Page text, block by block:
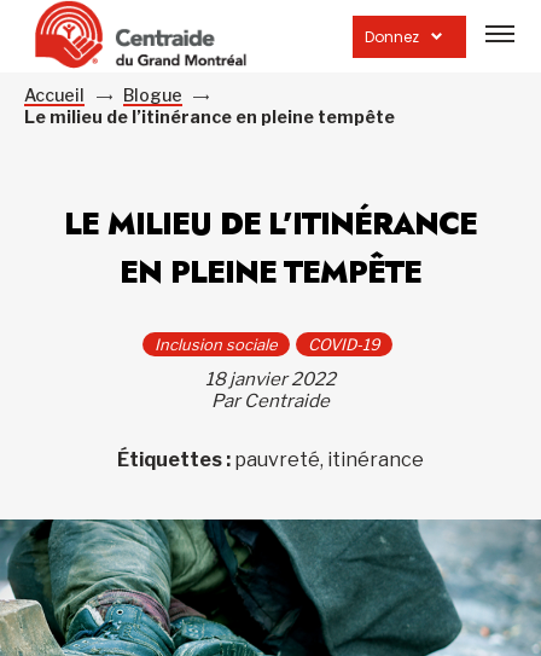
Donnez
la
Accueil
Blogue
Le milieu de l’itinérance en pleine tempête
LE MILIEU DE L’ITINÉRANCE
EN PLEINE TEMPÊTE
Inclusion sociale COVID-19
18 janvier 2022
Par Centraide
Étiquettes : pauvreté, itinérance